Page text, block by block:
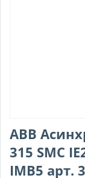
ABB
315 SMC
IMB5 арт.